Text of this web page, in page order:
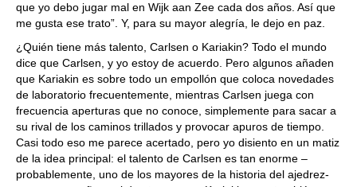
que yo debo jugar mal en Wijk aan Zee cada dos años. Así que
me gusta ese trato”. Y, para su mayor alegría, le dejo en paz.
¿Quién tiene más talento, Carlsen o Kariakin? Todo el mundo
dice que Carlsen, y yo estoy de acuerdo. Pero algunos añaden
que Kariakin es sobre todo un empollón que coloca novedades
de laboratorio frecuentemente, mientras Carlsen juega con
frecuencia aperturas que no conoce, simplemente para sacar a
su rival de los caminos trillados y provocar apuros de tiempo.
Casi todo eso me parece acertado, pero yo disiento en un matiz
de la idea principal: el talento de Carlsen es tan enorme –
probablemente, uno de los mayores de la historia del ajedrez-